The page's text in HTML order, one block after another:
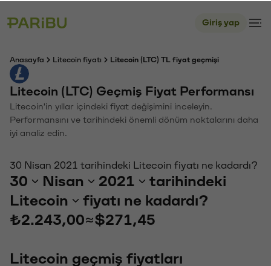
Giriş yap
Anasayfa Litecoin fiyatı Litecoin (LTC) TL fiyat geçmişi
Litecoin (LTC) Geçmiş Fiyat Performansı
Litecoin'in yıllar içindeki fiyat değişimini inceleyin.
Performansını ve tarihindeki önemli dönüm noktalarını daha
iyi analiz edin.
30 Nisan 2021 tarihindeki Litecoin fiyatı ne kadardı?
30 Nisan 2021
tarihindeki
Litecoin
fiyatı ne kadardı?
₺2.243,00≈$271,45
Litecoin geçmiş fiyatları